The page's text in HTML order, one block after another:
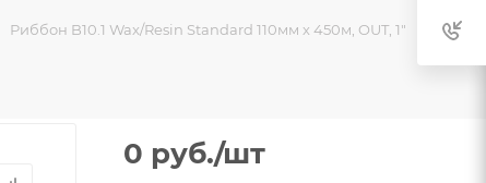
Риббон B10.1 Wax/Resin Standard 110мм х 450м, OUT, 1"
0 руб./шт